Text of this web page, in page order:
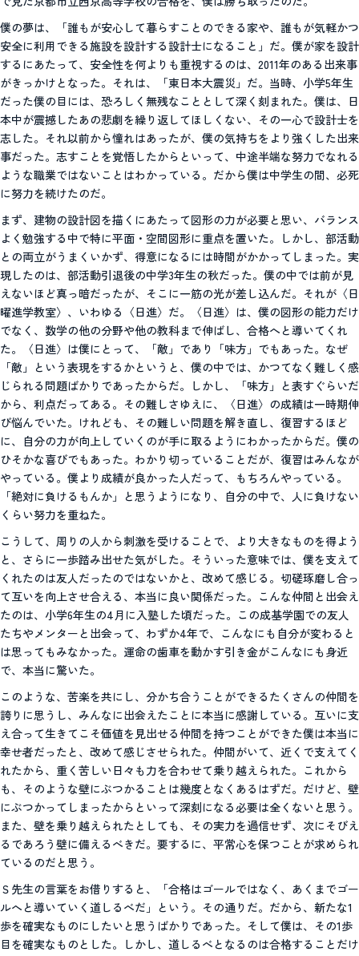
僕の夢は、「誰もが安心して暮らすことのできる家や、誰もが気軽かつ
安全に利用できる施設を設計する設計士になること」だ。僕が家を設計
するにあたって、安全性を何よりも重視するのは、2011年のある出来事
がきっかけとなった。それは、「東日本大震災」だ。当時、小学5年生
だった僕の目には、恐ろしく無残なこととして深く刻まれた。僕は、日
本中が震撼したあの悲劇を繰り返してほしくない、その一心で設計士を
志した。それ以前から憧れはあったが、僕の気持ちをより強くした出来
事だった。志すことを覚悟したからといって、中途半端な努力でなれる
ような職業ではないことはわかっている。だから僕は中学生の間、必死
に努力を続けたのだ。
まず、建物の設計図を描くにあたって図形の力が必要と思い、バランス
よく勉強する中で特に平面・空間図形に重点を置いた。しかし、部活動
との両立がうまくいかず、得意になるには時間がかかってしまった。実
現したのは、部活動引退後の中学3年生の秋だった。僕の中では前が見
えないほど真っ暗だったが、そこに一筋の光が差し込んだ。それが〈日
曜進学教室〉、いわゆる〈日進〉だ。〈日進〉は、僕の図形の能力だけ
でなく、数学の他の分野や他の教科まで伸ばし、合格へと導いてくれ
た。〈日進〉は僕にとって、「敵」であり「味方」でもあった。なぜ
「敵」という表現をするかというと、僕の中では、かつてなく難しく感
じられる問題ばかりであったからだ。しかし、「味方」と表すぐらいだ
から、利点だってある。その難しさゆえに、〈日進〉の成績は一時期伸
び悩んでいた。けれども、その難しい問題を解き直し、復習するほど
に、自分の力が向上していくのが手に取るようにわかったからだ。僕の
ひそかな喜びでもあった。わかり切っていることだが、復習はみんなが
やっている。僕より成績が良かった人だって、もちろんやっている。
「絶対に負けるもんか」と思うようになり、自分の中で、人に負けない
くらい努力を重ねた。
こうして、周りの人から刺激を受けることで、より大きなものを得よう
と、さらに一歩踏み出せた気がした。そういった意味では、僕を支えて
くれたのは友人だったのではないかと、改めて感じる。切磋琢磨し合っ
て互いを向上させ合える、本当に良い関係だった。こんな仲間と出会え
たのは、小学6年生の4月に入塾した頃だった。この成基学園での友人
たちやメンターと出会って、わずか4年で、こんなにも自分が変わると
は思ってもみなかった。運命の歯車を動かす引き金がこんなにも身近
で、本当に驚いた。
このような、苦楽を共にし、分かち合うことができるたくさんの仲間を
誇りに思うし、みんなに出会えたことに本当に感謝している。互いに支
え合って生きてこそ価値を見出せる仲間を持つことができた僕は本当に
幸せ者だったと、改めて感じさせられた。仲間がいて、近くで支えてく
れたから、重く苦しい日々も力を合わせて乗り越えられた。これから
も、そのような壁にぶつかることは幾度となくあるはずだ。だけど、壁
にぶつかってしまったからといって深刻になる必要は全くないと思う。
また、壁を乗り越えられたとしても、その実力を過信せず、次にそびえ
るであろう壁に備えるべきだ。要するに、平常心を保つことが求められ
ているのだと思う。
Ｓ先生の言葉をお借りすると、「合格はゴールではなく、あくまでゴー
ルへと導いていく道しるべだ」という。その通りだ。だから、新たな1
歩を確実なものにしたいと思うばかりであった。そして僕は、その1歩
目を確実なものとした。しかし、道しるべとなるのは合格することだけ